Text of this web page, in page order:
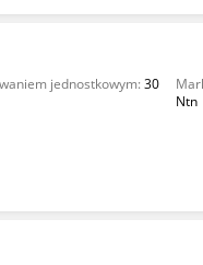
jednostkowym:30
Ntn